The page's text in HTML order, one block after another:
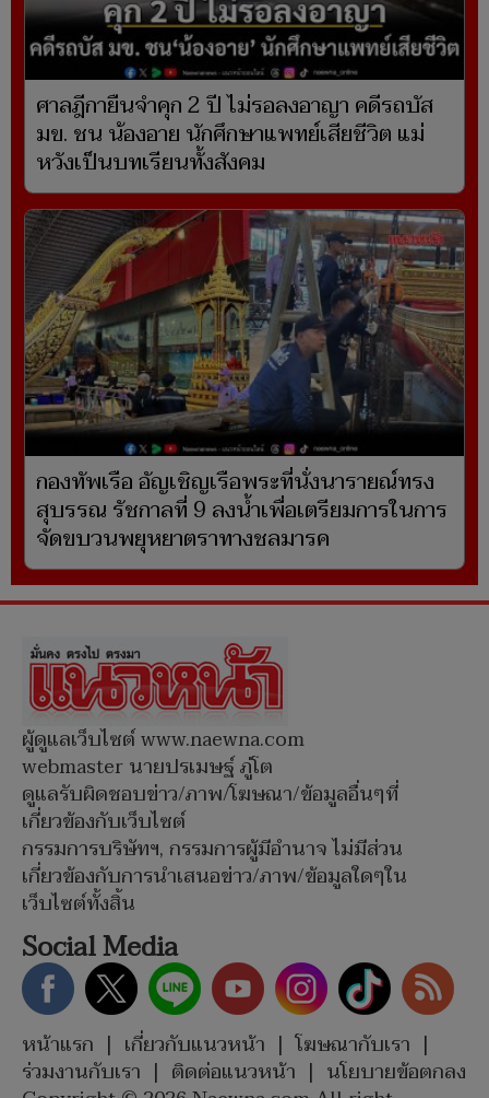
ศาลฎีกายืนจำคุก 2 ปี ไม่รอลงอาญา คดีรถบัส
มข. ชน น้องอาย นักศึกษาแพทย์เสียชีวิต แม่
หวังเป็นบทเรียนทั้งสังคม
กองทัพเรือ อัญเชิญเรือพระที่นั่งนารายณ์ทรง
สุบรรณ รัชกาลที่ 9 ลงน้ำเพื่อเตรียมการในการ
จัดขบวนพยุหยาตราทางชลมารค
ผู้ดูแลเว็บไซต์ www.naewna.com
webmaster นายปรเมษฐ์ ภู่โต
ดูแลรับผิดชอบข่าว/ภาพ/โฆษณา/ข้อมูลอื่นๆที่
เกี่ยวข้องกับเว็บไซต์
กรรมการบริษัทฯ, กรรมการผู้มีอำนาจ ไม่มีส่วน
เกี่ยวข้องกับการนำเสนอข่าว/ภาพ/ข้อมูลใดๆใน
เว็บไซต์ทั้งสิ้น
Social Media
หน้าแรก | เกี่ยวกับแนวหน้า | โฆษณากับเรา |
ร่วมงานกับเรา | ติดต่อแนวหน้า | นโยบายข้อตกลง